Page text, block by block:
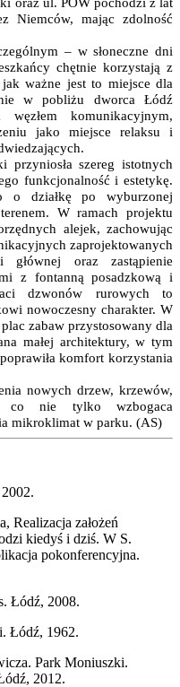
Niemców, mając zdolność
– w słoneczne dni
chętnie korzystają z
ważne jest to miejsce dla
w pobliżu dworca Łódź
komunikacyjnym,
jako miejsce relaksu i
przyniosła szereg istotnych
funkcjonalność i estetykę.
o działkę po wyburzonej
W ramach projektu
alejek, zachowując
zaprojektowanych
głównej oraz zastąpienie
z fontanną posadzkową i
dzwonów rurowych to
nowoczesny charakter. W
zabaw przystosowany dla
małej architektury, w tym
komfort korzystania
nowych drzew, krzewów,
co nie tylko wzbogaca
mikroklimat w parku. (AS)
Realizacja założeń
kiedyś i dziś. W S.
pokonferencyjna.
Łódź, 2008.
Łódź, 1962.
Park Moniuszki.
2012.